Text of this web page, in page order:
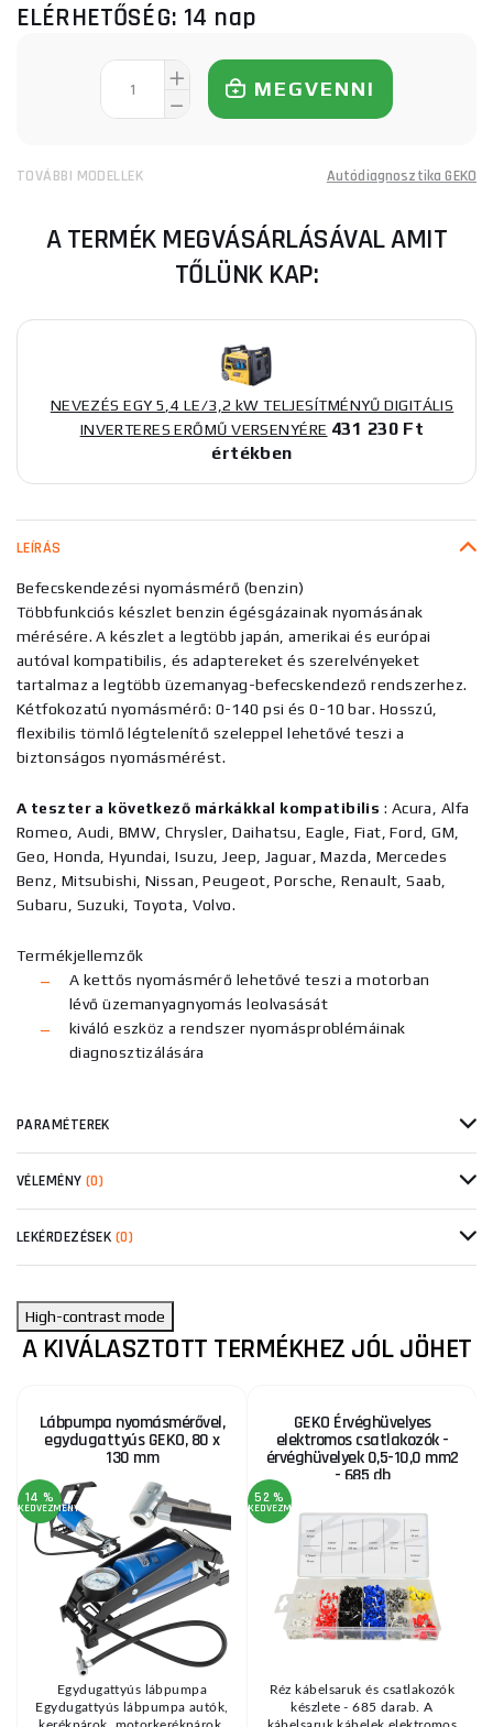
ELÉRHETŐSÉG: 14 nap
MEGVENNI
TOVÁBBI MODELLEK Autódiagnosztika GEKO
A TERMÉK MEGVÁSÁRLÁSÁVAL AMIT
TŐLÜNK KAP:
NEVEZÉS EGY 5,4 LE/3,2 kW TELJESÍTMÉNYŰ DIGITÁLIS
INVERTERES ERŐMŰ VERSENYÉRE 431 230 Ft
értékben
LEÍRÁS
Befecskendezési nyomásmérő (benzin)
Többfunkciós készlet benzin égésgázainak nyomásának
mérésére. A készlet a legtöbb japán, amerikai és európai
autóval kompatibilis, és adaptereket és szerelvényeket
tartalmaz a legtöbb üzemanyag-befecskendező rendszerhez.
Kétfokozatú nyomásmérő: 0-140 psi és 0-10 bar. Hosszú,
flexibilis tömlő légtelenítő szeleppel lehetővé teszi a
biztonságos nyomásmérést.
A teszter a következő márkákkal kompatibilis : Acura, Alfa
Romeo, Audi, BMW, Chrysler, Daihatsu, Eagle, Fiat, Ford, GM,
Geo, Honda, Hyundai, Isuzu, Jeep, Jaguar, Mazda, Mercedes
Benz, Mitsubishi, Nissan, Peugeot, Porsche, Renault, Saab,
Subaru, Suzuki, Toyota, Volvo.
Termékjellemzők
A kettős nyomásmérő lehetővé teszi a motorban
lévő üzemanyagnyomás leolvasását
kiváló eszköz a rendszer nyomásproblémáinak
diagnosztizálására
PARAMÉTEREK
VÉLEMÉNY (0)
LEKÉRDEZÉSEK (0)
High-contrast mode
A KIVÁLASZTOTT TERMÉKHEZ JÓL JÖHET
Lábpumpa nyomásmérővel,
egydugattyús GEKO, 80 x
130 mm
14 %
KEDVEZMÉNY
Egydugattyús lábpumpa
Egydugattyús lábpumpa autók,
GEKO Érvéghüvelyes
elektromos csatlakozók -
érvéghüvelyek 0,5-10,0 mm2
- 685 db
52 %
KEDVEZMÉNY
Réz kábelsaruk és csatlakozók
készlete - 685 darab. A